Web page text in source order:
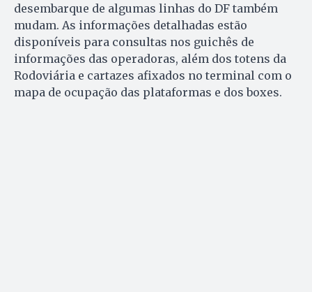
desembarque de algumas linhas do DF também
mudam. As informações detalhadas estão
disponíveis para consultas nos guichês de
informações das operadoras, além dos totens da
Rodoviária e cartazes afixados no terminal com o
mapa de ocupação das plataformas e dos boxes.